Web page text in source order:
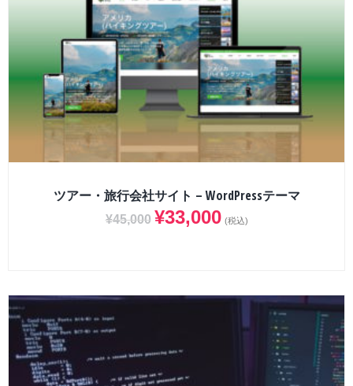
ツアー・旅行会社サイト – WordPressテーマ
¥45,000 ¥33,000 (税込)